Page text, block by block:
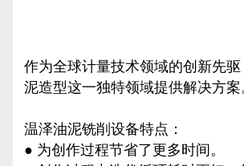
作为全球计量技术领域的创新先
泥造型这一独特领域提供解决方案
温泽油泥铣削设备特点：
● 为创作过程节省了更多时间。